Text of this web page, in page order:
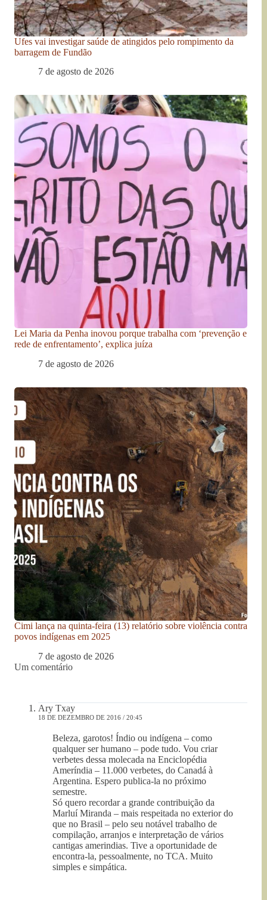
Ufes vai investigar saúde de atingidos pelo rompimento da
barragem de Fundão
7 de agosto de 2026
Lei Maria da Penha inovou porque trabalha com ‘prevenção e
rede de enfrentamento’, explica juíza
7 de agosto de 2026
Cimi lança na quinta-feira (13) relatório sobre violência contra
povos indígenas em 2025
7 de agosto de 2026
Um comentário
Ary Txay
18 DE DEZEMBRO DE 2016 / 20:45
Beleza, garotos! Índio ou indígena – como
qualquer ser humano – pode tudo. Vou criar
verbetes dessa molecada na Enciclopédia
Ameríndia – 11.000 verbetes, do Canadá à
Argentina. Espero publica-la no próximo
semestre.
Só quero recordar a grande contribuição da
Marluí Miranda – mais respeitada no exterior do
que no Brasil – pelo seu notável trabalho de
compilação, arranjos e interpretação de vários
cantigas amerindias. Tive a oportunidade de
encontra-la, pessoalmente, no TCA. Muito
simples e simpática.